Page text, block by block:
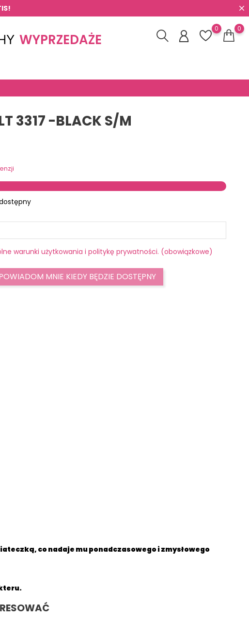
0 0
WYPRZEDAŻE
3317 -BLACK S/M
warunki użytkowania i politykę prywatności. (obowiązkowe)
MNIE KIEDY BĘDZIE DOSTĘPNY
, co nadaje mu ponadczasowego i zmysłowego